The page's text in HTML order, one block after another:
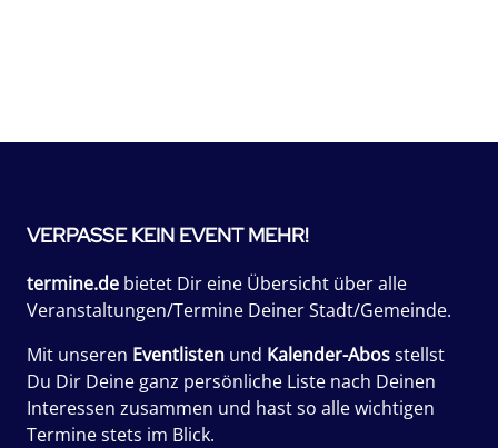
VERPASSE KEIN EVENT MEHR!
termine.de bietet Dir eine Übersicht über alle
Veranstaltungen/Termine Deiner Stadt/Gemeinde.
Mit unseren Eventlisten und Kalender-Abosstellst
Du Dir Deine ganz persönliche Liste nach Deinen
Interessen zusammen und hast so alle wichtigen
Termine stets im Blick.